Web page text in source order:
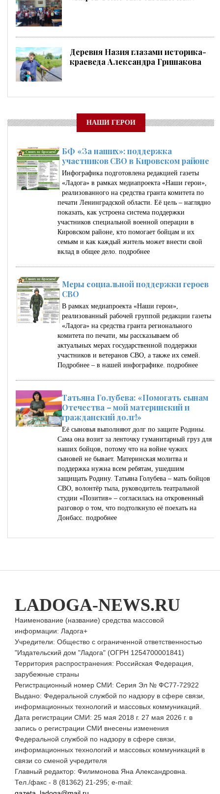
Деревня Назия глазами историка-
краеведа Александра Гришакова
НАШИ ГЕРОИ
БФ «За наших»: поддержка
участников СВО в Кировском районе
Инфографика подготовлена редакцией газеты
«Ладога» в рамках медиапроекта «Наши герои»,
реализованного на средства гранта комитета по
печати Ленинградской области. Её цель – наглядно
показать, как устроена система поддержки
участников специальной военной операции в
Кировском районе, кто помогает бойцам и их
семьям и как каждый житель может внести свой
вклад в общее дело. подробнее
Меры социальной поддержки героев
СВО
В рамках медиапроекта «Наши герои»,
реализованный рабочей группой редакции газеты
«Ладога» на средства гранта регионального
комитета по печати, мы рассказываем об
актуальных мерах государственной поддержки
участников и ветеранов СВО, а также их семей.
Подробнее – в нашей инфографике. подробнее
Татьяна Голубева: «Помогать сынам
Отечества – мой материнский и
гражданский долг!»
Её сыновья выполняют долг по защите Родины.
Сама она возит за ленточку гуманитарный груз для
наших бойцов, потому что на войне чужих
сыновей не бывает. Материнская молитва и
поддержка нужна всем ребятам, ушедшим
защищать Родину. Татьяна Голубева – мать бойцов
СВО, волонтёр тыла, руководитель театральной
студии «Позитив» – согласилась на откровенный
разговор о том, что подтолкнуло её поехать на
Донбасс. подробнее
LADOGA-NEWS.RU
Наименование (название) средства массовой
информации: Ладога+
Учредители: Общество с ограниченной ответственностью
"Издательский дом "Ладога" (ОГРН 1254700001841)
Территория распространения: Российская Федерация,
зарубежные страны
Регистрационный номер СМИ: Серия Эл № ФС77-72922
Выдано: Федеральной службой по надзору в сфере связи,
информационных технологий и массовых коммуникаций.
Дата регистрации СМИ: 25 мая 2018 г. 27 мая 2026 г. в
запись о регистрации СМИ внесены изменения
Федеральной службой по надзору в сфере связи,
информационных технологий и массовых коммуникаций в
связи со сменой учредителя
Главный редактор: Филимонова Яна Александровна.
Тел./факс - 8 (81362) 21-295; e-mail: